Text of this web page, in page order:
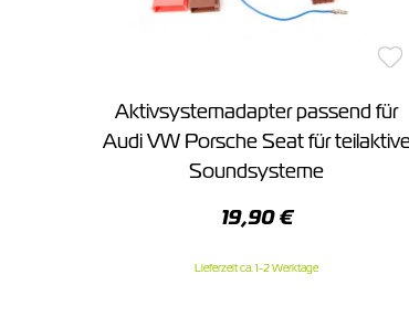
Aktivsystemadapter passend für
Audi VW Porsche Seat für
Soundsysteme
19,90 €
Lieferzeit ca. 1-2 Werktage